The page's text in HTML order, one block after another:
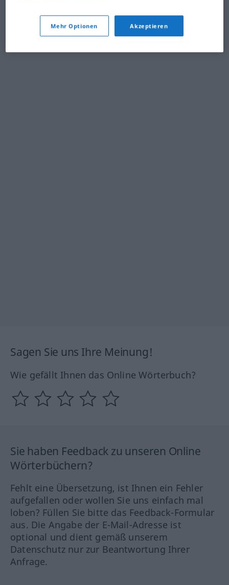
Sagen Sie uns Ihre Meinung!
Wie gefällt Ihnen das Online Wörterbuch?
Sie haben Feedback zu unseren Online
Wörterbüchern?
Fehlt eine Übersetzung, ist Ihnen ein Fehler
aufgefallen oder wollen Sie uns einfach mal
loben? Füllen Sie bitte das Feedback-Formular
aus. Die Angabe der E-Mail-Adresse ist
optional und dient gemäß unserem
Datenschutz nur zur Beantwortung Ihrer
Anfrage.
Mehr Optionen Akzeptieren